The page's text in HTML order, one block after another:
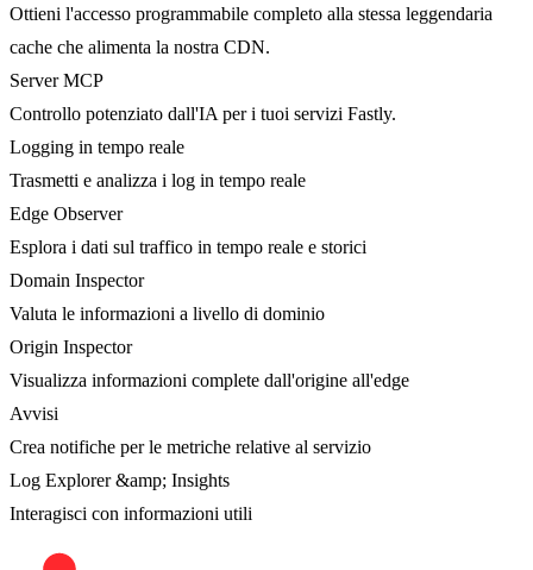
Ottieni l'accesso programmabile completo alla stessa leggendaria
cache che alimenta la nostra CDN.
Server MCP
Controllo potenziato dall'IA per i tuoi servizi Fastly.
Logging in tempo reale
Trasmetti e analizza i log in tempo reale
Edge Observer
Esplora i dati sul traffico in tempo reale e storici
Domain Inspector
Valuta le informazioni a livello di dominio
Origin Inspector
Visualizza informazioni complete dall'origine all'edge
Avvisi
Crea notifiche per le metriche relative al servizio
Log Explorer &amp; Insights
Interagisci con informazioni utili